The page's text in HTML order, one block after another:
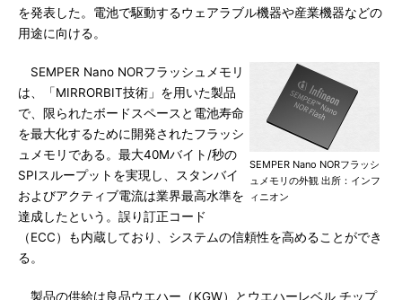
を発表した。電池で駆動するウェアラブル機器や産業機器などの
用途に向ける。
SEMPER Nano NORフラッシ
ュメモリの外観 出所：インフ
ィニオン
SEMPER Nano NORフラッシュメモリ
は、「MIRRORBIT技術」を用いた製品
で、限られたボードスペースと電池寿命
を最大化するために開発されたフラッシ
ュメモリである。最大40Mバイト/秒の
SPIスループットを実現し、スタンバイ
およびアクティブ電流は業界最高水準を
達成したという。誤り訂正コード
（ECC）も内蔵しており、システムの信頼性を高めることができ
る。
製品の供給は良品ウエハー（KGW）とウエハーレベル チップ